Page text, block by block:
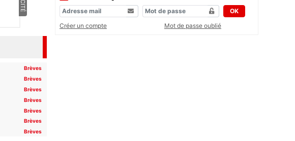
Brèves
Brèves
Brèves
Brèves
Brèves
Brèves
Brèves
OK
Créer un compte
Mot de passe oublié